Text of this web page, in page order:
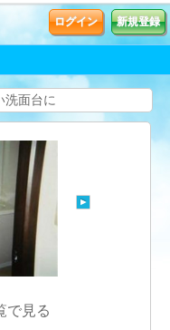
ログイン 新規登録
洗面台に
で見る